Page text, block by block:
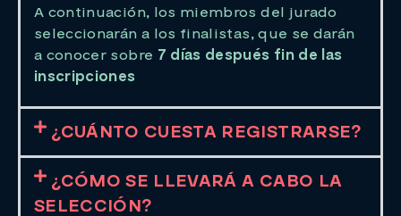
A continuación, los miembros del jurado
seleccionarán a los finalistas, que se darán
a conocer sobre 7 días después fin de las
inscripciones
¿CUÁNTO CUESTA REGISTRARSE?
¿CÓMO SE LLEVARÁ A CABO LA
SELECCIÓN?